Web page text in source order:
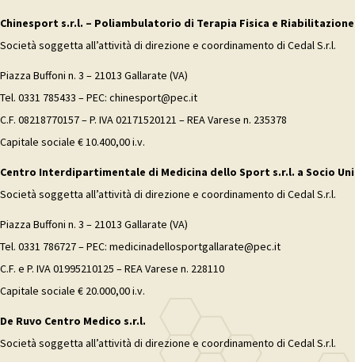
Chinesport s.r.l. – Poliambulatorio di Terapia Fisica e
Società soggetta all’attività di direzione e coordinamento di Cedal S.r.l.
Piazza Buffoni n. 3 – 21013 Gallarate (VA)
Tel. 0331 785433 – PEC: chinesport@pec.it
C.F. 08218770157 – P. IVA 02171520121 – REA Varese n. 235378
Capitale sociale € 10.400,00 i.v.
Centro Interdipartimentale di Medicina dello Sport s.r.l. a Socio
Società soggetta all’attività di direzione e coordinamento di Cedal S.r.l.
Piazza Buffoni n. 3 – 21013 Gallarate (VA)
Tel. 0331 786727 – PEC: medicinadellosportgallarate@pec.it
C.F. e P. IVA 01995210125 – REA Varese n. 228110
Capitale sociale € 20.000,00 i.v.
De Ruvo Centro Medico s.r.l.
Società soggetta all’attività di direzione e coordinamento di Cedal S.r.l.